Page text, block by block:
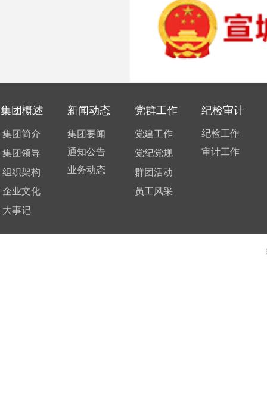
集团简介
集团领导
组织架构
企业文化
大事记
集团要闻
通知公告
业务动态
党建工作
党纪党规
群团活动
员工风采
纪检工作
审计工作
集团概述 新闻动态 党群工作 纪检审计